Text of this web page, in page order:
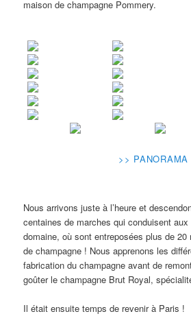
maison de champagne Pommery.
>> PANORAMA
Nous arrivons juste à l’heure et
centaines de marches qui conduisent
domaine, où sont entreposées plus de
de champagne ! Nous apprenons les
fabrication du champagne avant de
goûter le champagne Brut Royal,
Il était ensuite temps de revenir à Paris !